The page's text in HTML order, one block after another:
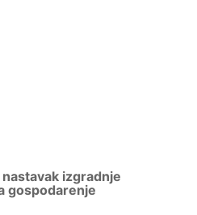
izgradnje
gospodarenje